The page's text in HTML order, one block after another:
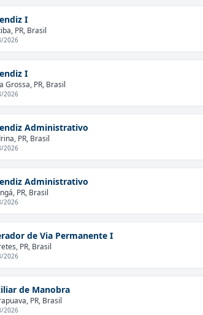
I
PR, Brasil
2026
I
Grossa, PR, Brasil
2026
Administrativo
PR, Brasil
2026
Administrativo
PR, Brasil
2026
de Via Permanente I
PR, Brasil
2026
de Manobra
PR, Brasil
2026